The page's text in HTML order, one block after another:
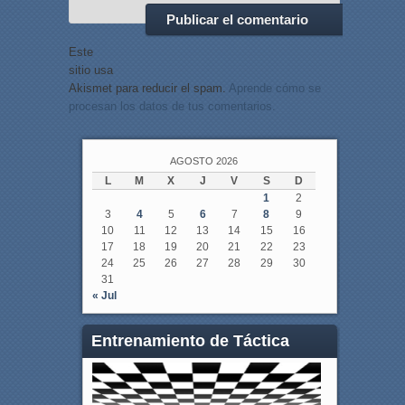
Este
sitio usa
Akismet para reducir el spam. Aprende cómo se
procesan los datos de tus comentarios.
AGOSTO 2026
L M X J V S
D
1
2
3
4 5 6 7 8
9
10
11 12 13 14 15
16
17
18 19 20 21 22
23
24
25 26 27 28 29
30
31
« Jul
Entrenamiento de Táctica